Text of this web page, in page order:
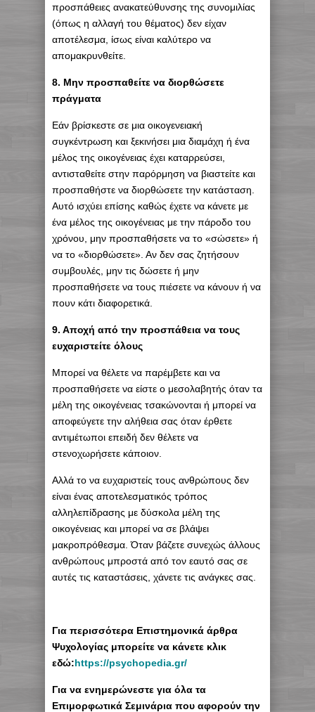
προσπάθειες ανακατεύθυνσης της συνομιλίας
(όπως η αλλαγή του θέματος) δεν είχαν
αποτέλεσμα, ίσως είναι καλύτερο να
απομακρυνθείτε.
8. Μην προσπαθείτε να διορθώσετε
πράγματα
Εάν βρίσκεστε σε μια οικογενειακή
συγκέντρωση και ξεκινήσει μια διαμάχη ή ένα
μέλος της οικογένειας έχει καταρρεύσει,
αντισταθείτε στην παρόρμηση να βιαστείτε και
προσπαθήστε να διορθώσετε την κατάσταση.
Αυτό ισχύει επίσης καθώς έχετε να κάνετε με
ένα μέλος της οικογένειας με την πάροδο του
χρόνου, μην προσπαθήσετε να το «σώσετε» ή
να το «διορθώσετε». Αν δεν σας ζητήσουν
συμβουλές, μην τις δώσετε ή μην
προσπαθήσετε να τους πιέσετε να κάνουν ή να
πουν κάτι διαφορετικά.
9. Αποχή από την προσπάθεια να τους
ευχαριστείτε όλους
Μπορεί να θέλετε να παρέμβετε και να
προσπαθήσετε να είστε ο μεσολαβητής όταν τα
μέλη της οικογένειας τσακώνονται ή μπορεί να
αποφεύγετε την αλήθεια σας όταν έρθετε
αντιμέτωποι επειδή δεν θέλετε να
στενοχωρήσετε κάποιον.
Αλλά το να ευχαριστείς τους ανθρώπους δεν
είναι ένας αποτελεσματικός τρόπος
αλληλεπίδρασης με δύσκολα μέλη της
οικογένειας και μπορεί να σε βλάψει
μακροπρόθεσμα. Όταν βάζετε συνεχώς άλλους
ανθρώπους μπροστά από τον εαυτό σας σε
αυτές τις καταστάσεις, χάνετε τις ανάγκες σας.
Για περισσότερα Επιστημονικά άρθρα
Ψυχολογίας μπορείτε να κάνετε κλικ
εδώ:https://psychopedia.gr/
Για να ενημερώνεστε για όλα τα
Επιμορφωτικά Σεμινάρια που αφορούν την